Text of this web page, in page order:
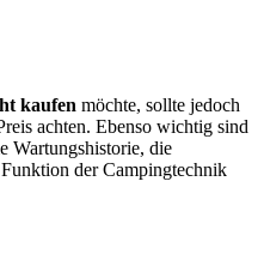
kaufen möchte, sollte jedoch
achten. Ebenso wichtig sind
Wartungshistorie, die
der Campingtechnik